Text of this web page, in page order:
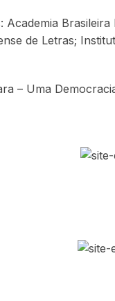
de Letras;
– Uma